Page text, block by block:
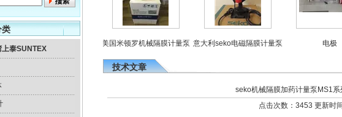
类
泰SUNTEX
工业在线ph/orp计变送器 美国米顿罗机械隔膜计量泵 意大利seko电磁隔膜计量泵 电极
技术文章
seko机械隔膜加药计量泵MS1系
点击次数：3453 更新时